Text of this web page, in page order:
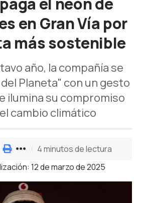
en Gran Vía por
más sostenible
año, la compañía se
Planeta" con un gesto
ilumina su compromiso
cambio climático
12 de marzo de 2025
4 minutos de lectura